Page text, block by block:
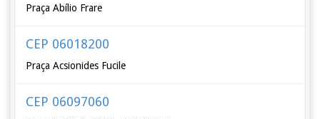
Praça Abílio Frare
CEP 06018200
Praça Acsionides Fucile
CEP 06097060